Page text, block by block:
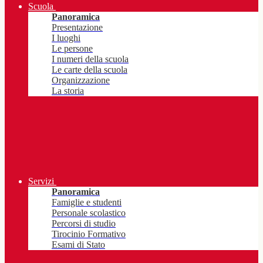
Scuola
Panoramica
Presentazione
I luoghi
Le persone
I numeri della scuola
Le carte della scuola
Organizzazione
La storia
Servizi
Panoramica
Famiglie e studenti
Personale scolastico
Percorsi di studio
Tirocinio Formativo
Esami di Stato